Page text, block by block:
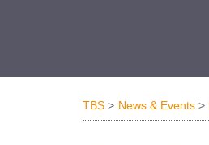
TBS News & Events